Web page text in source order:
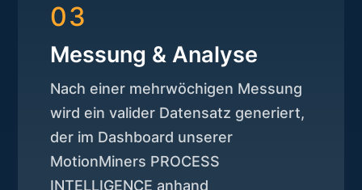
03
Messung & Analyse
Nach einer mehrwöchigen Messung
wird ein valider Datensatz generiert,
der im Dashboard unserer
MotionMiners PROCESS
INTELLIGENCE anhand